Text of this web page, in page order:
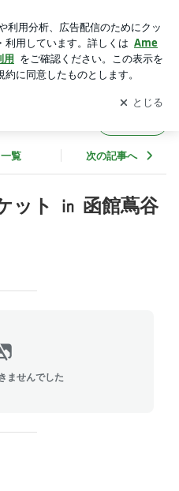
の更新通知
を受け取りまし
開く
一覧 次の記事へ
ット ㏌ 函館蔦谷
ませんでした